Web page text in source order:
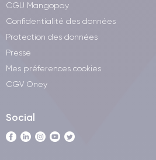
CGU Mangopay
Confidentialité des données
Protection des données
Presse
Mes préferences cookies
CGV Oney
Social